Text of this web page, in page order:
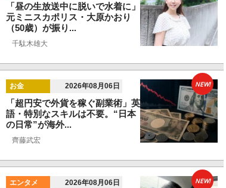
「昼の生放送中に脱いで水着に」
元ミニスカポリス・大原かおり
（50歳）が振り...
千駄木雄大
お金 2026年08月06日
「超円安で外貨を稼ぐ副業術」英
語・特別なスキルは不要。“日本
の日常”が海外...
齊藤武宏
NEW!
エンタメ 2026年08月06日 NEW!